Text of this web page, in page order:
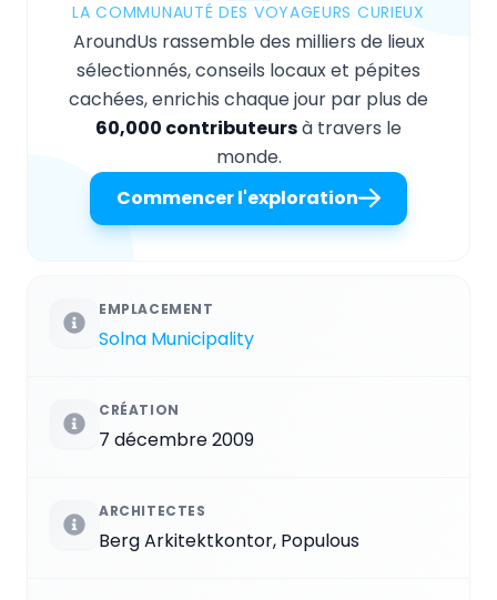
LA COMMUNAUTÉ DES VOYAGEURS CURIEUX
AroundUs rassemble des milliers de lieux
sélectionnés, conseils locaux et pépites
cachées, enrichis chaque jour par plus de
60,000 contributeursà travers le
monde.
Commencer l'exploration
EMPLACEMENT
Solna Municipality
CRÉATION
7 décembre 2009
ARCHITECTES
Berg Arkitektkontor, Populous